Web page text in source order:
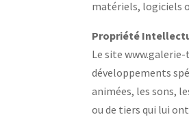
matériels, logiciels
Propriété
Le site
développements
animées, les sons,
ou de tiers qui lui